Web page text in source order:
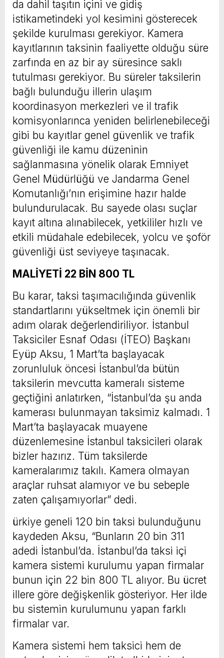
da dahil taşıtın içini ve gidiş
istikametindeki yol kesimini gösterecek
şekilde kurulması gerekiyor. Kamera
kayıtlarının taksinin faaliyette olduğu süre
zarfında en az bir ay süresince saklı
tutulması gerekiyor. Bu süreler taksilerin
bağlı bulunduğu illerin ulaşım
koordinasyon merkezleri ve il trafik
komisyonlarınca yeniden belirlenebileceği
gibi bu kayıtlar genel güvenlik ve trafik
güvenliği ile kamu düzeninin
sağlanmasına yönelik olarak Emniyet
Genel Müdürlüğü ve Jandarma Genel
Komutanlığı’nın erişimine hazır halde
bulundurulacak. Bu sayede olası suçlar
kayıt altına alınabilecek, yetkililer hızlı ve
etkili müdahale edebilecek, yolcu ve şoför
güvenliği üst seviyeye taşınacak.
MALİYETİ 22 BİN 800 TL
Bu karar, taksi taşımacılığında güvenlik
standartlarını yükseltmek için önemli bir
adım olarak değerlendiriliyor. İstanbul
Taksiciler Esnaf Odası (İTEO) Başkanı
Eyüp Aksu, 1 Mart’ta başlayacak
zorunluluk öncesi İstanbul’da bütün
taksilerin mevcutta kameralı sisteme
geçtiğini anlatırken, “İstanbul’da şu anda
kamerası bulunmayan taksimiz kalmadı. 1
Mart’ta başlayacak muayene
düzenlemesine İstanbul taksicileri olarak
bizler hazırız. Tüm taksilerde
kameralarımız takılı. Kamera olmayan
araçlar ruhsat alamıyor ve bu sebeple
zaten çalışamıyorlar” dedi.
ürkiye geneli 120 bin taksi bulunduğunu
kaydeden Aksu, “Bunların 20 bin 311
adedi İstanbul’da. İstanbul’da taksi içi
kamera sistemi kurulumu yapan firmalar
bunun için 22 bin 800 TL alıyor. Bu ücret
illere göre değişkenlik gösteriyor. Her ilde
bu sistemin kurulumunu yapan farklı
firmalar var.
Kamera sistemi hem taksici hem de